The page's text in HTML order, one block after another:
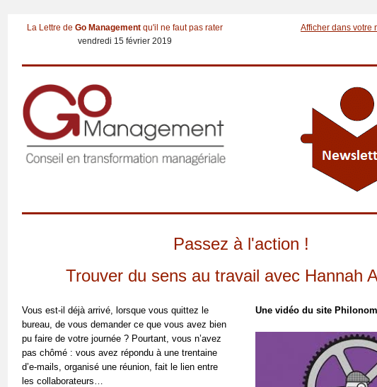
La Lettre de Go Managementqu'il ne faut pas rater
vendredi 15 février 2019
Afficher dans votre
Passez à l'action !
Trouver du sens au travail avec Hannah
Vous est-il déjà arrivé, lorsque vous quittez le
bureau, de vous demander ce que vous avez bien
pu faire de votre journée ? Pourtant, vous n’avez
pas chômé : vous avez répondu à une trentaine
d’e-mails, organisé une réunion, fait le lien entre
les collaborateurs…
Une vidéo du site